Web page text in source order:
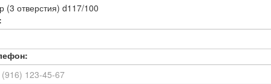
(3 отверстия) d117/100